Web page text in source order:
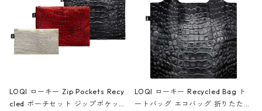
LOQI ローキー Zip Pockets Recy
cled ポーチセット ジップポケット
LOQI ローキー Recycled Bag ト
ートバッグ エコバッグ 折りたたみ